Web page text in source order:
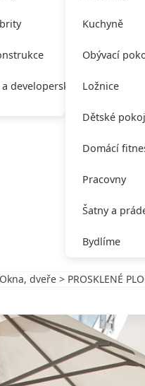
developerské
Kuchyně
Obývací
Ložnice
Dětské
Domácí
Pracovny
Šatny a
Bydlíme
Okna, dveře > PROSKLENÉ